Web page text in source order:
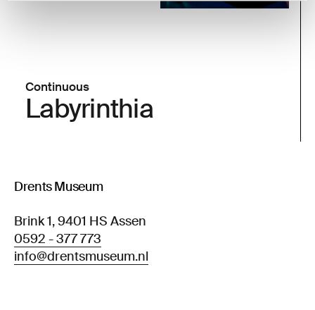
Continuous
Labyrinthia
Drents Museum
Brink 1, 9401 HS Assen
0592 - 377 773
info@drentsmuseum.nl